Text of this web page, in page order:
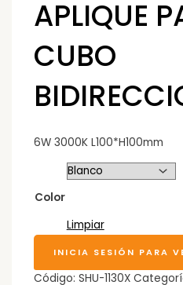
APLIQUE
CUBO
6W 3000K L100*H100mm
Color
Limpiar
INICIA SESIÓN PARA
Código: SHU-1130X